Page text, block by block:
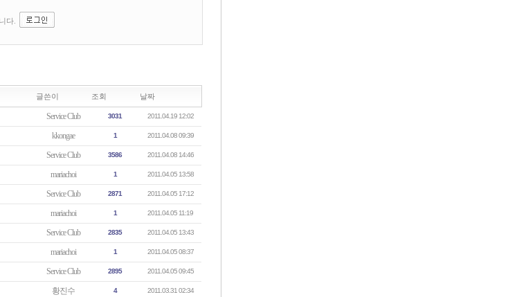
글쓴이 조회 날짜
Service Club 3031 2011.04.19 12:02
kkongae 1 2011.04.08 09:39
Service Club 3586 2011.04.08 14:46
mariachoi 1 2011.04.05 13:58
Service Club 2871 2011.04.05 17:12
mariachoi 1 2011.04.05 11:19
Service Club 2835 2011.04.05 13:43
mariachoi 1 2011.04.05 08:37
Service Club 2895 2011.04.05 09:45
황진수 4 2011.03.31 02:34